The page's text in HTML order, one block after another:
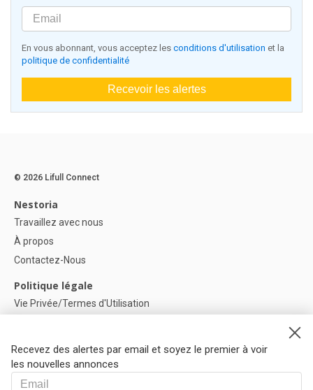
En vous abonnant, vous acceptez les conditions d'utilisation et la
politique de confidentialité
Recevoir les alertes
Recevez des alertes par email et soyez le premier à voir
les nouvelles annonces
© 2026 Lifull Connect
Nestoria
Travaillez avec nous
À propos
Contactez-Nous
Politique légale
Vie Privée/Termes d'Utilisation
Paramètres des cookies
Aide